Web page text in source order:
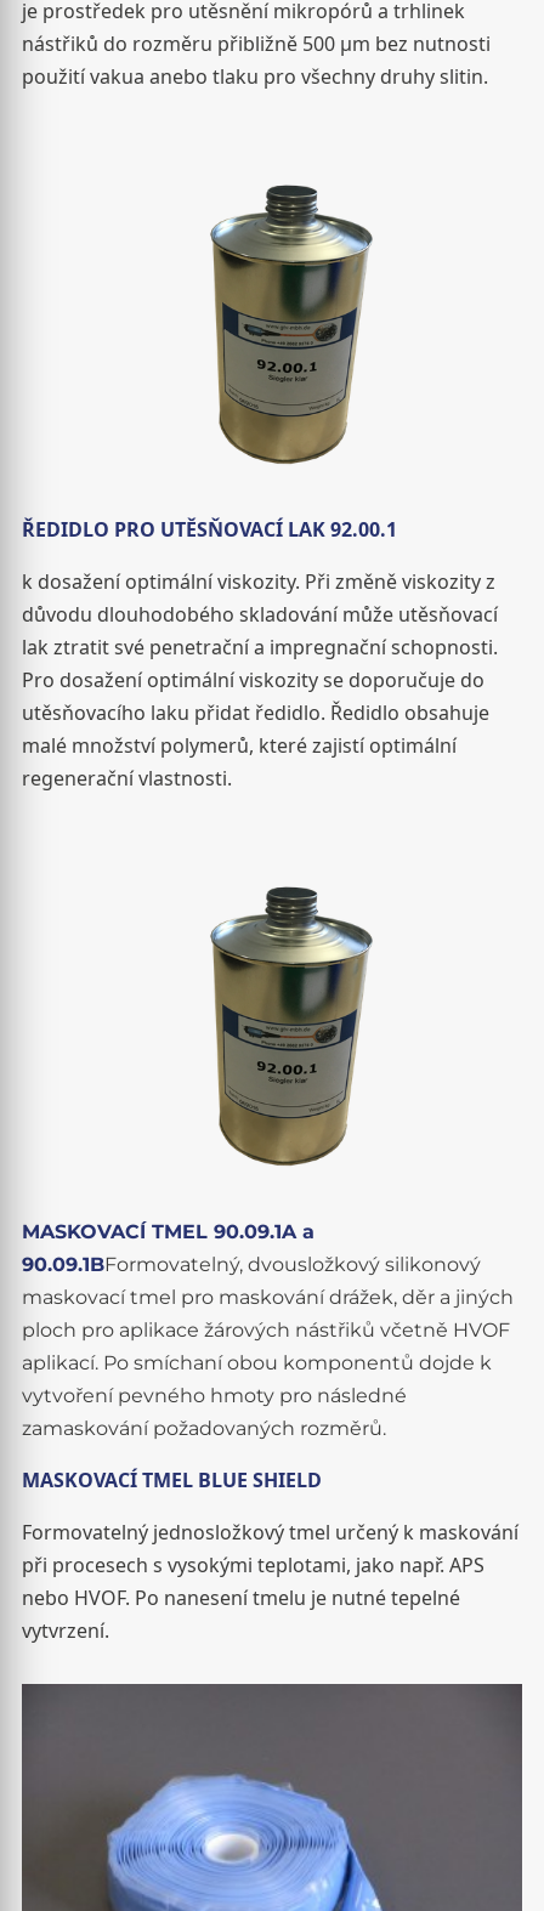
je prostředek pro utěsnění mikropórů a trhlinek
nástřiků do rozměru přibližně 500 μm bez nutnosti
použití vakua anebo tlaku pro všechny druhy slitin.
ŘEDIDLO PRO UTĚSŇOVACÍ LAK 92.00.1
k dosažení optimální viskozity. Při změně viskozity z
důvodu dlouhodobého skladování může utěsňovací
lak ztratit své penetrační a impregnační schopnosti.
Pro dosažení optimální viskozity se doporučuje do
utěsňovacího laku přidat ředidlo. Ředidlo obsahuje
malé množství polymerů, které zajistí optimální
regenerační vlastnosti.
MASKOVACÍ TMEL 90.09.1A a
90.09.1BFormovatelný, dvousložkový silikonový
maskovací tmel pro maskování drážek, děr a jiných
ploch pro aplikace žárových nástřiků včetně HVOF
aplikací. Po smíchaní obou komponentů dojde k
vytvoření pevného hmoty pro následné
zamaskování požadovaných rozměrů.
MASKOVACÍ TMEL BLUE SHIELD
Formovatelný jednosložkový tmel určený k maskování
při procesech s vysokými teplotami, jako např. APS
nebo HVOF. Po nanesení tmelu je nutné tepelné
vytvrzení.